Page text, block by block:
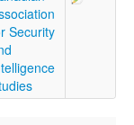
Security